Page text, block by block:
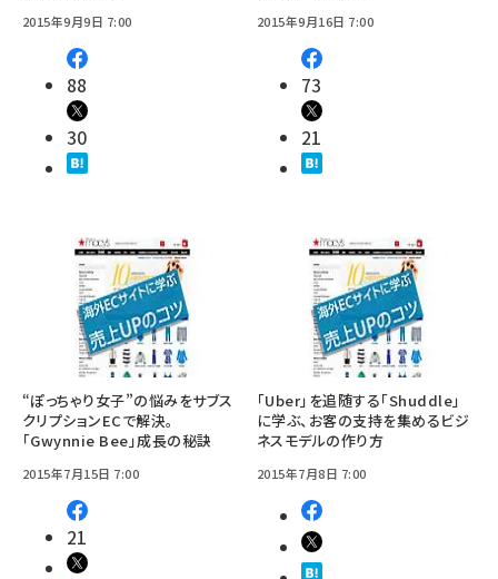
2015年9月9日 7:00
88
30
2015年9月16日 7:00
73
21
“ぽっちゃり女子”の悩みをサブス
クリプションECで解決。
「Gwynnie Bee」成長の秘訣
2015年7月15日 7:00
21
「Uber」を追随する「Shuddle」
に学ぶ、お客の支持を集めるビジ
ネスモデルの作り方
2015年7月8日 7:00